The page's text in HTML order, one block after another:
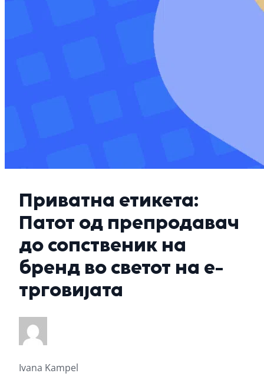
Приватна етикета:
Патот од препродавач
до сопственик на
бренд во светот на е-
трговијата
Ivana Kampel